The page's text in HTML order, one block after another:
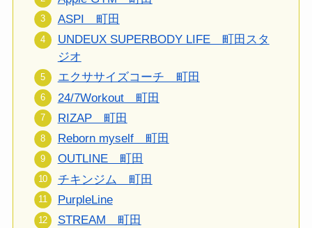
ASPI 町田
UNDEUX SUPERBODY LIFE 町田スタ
ジオ
エクササイズコーチ 町田
24/7Workout 町田
RIZAP 町田
Reborn myself 町田
OUTLINE 町田
チキンジム 町田
PurpleLine
STREAM 町田